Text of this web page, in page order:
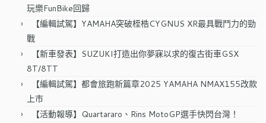
玩樂FunBike回歸
【編輯試駕】YAMAHA突破桎梏CYGNUS XR最具戰鬥力的勁
戰
【新車發表】SUZUKI打造出你夢寐以求的復古街車GSX
8T/8TT
【編輯試駕】都會旅跑新篇章2025 YAMAHA NMAX155改款
上市
【活動報導】Quartararo、Rins MotoGP選手快閃台灣！